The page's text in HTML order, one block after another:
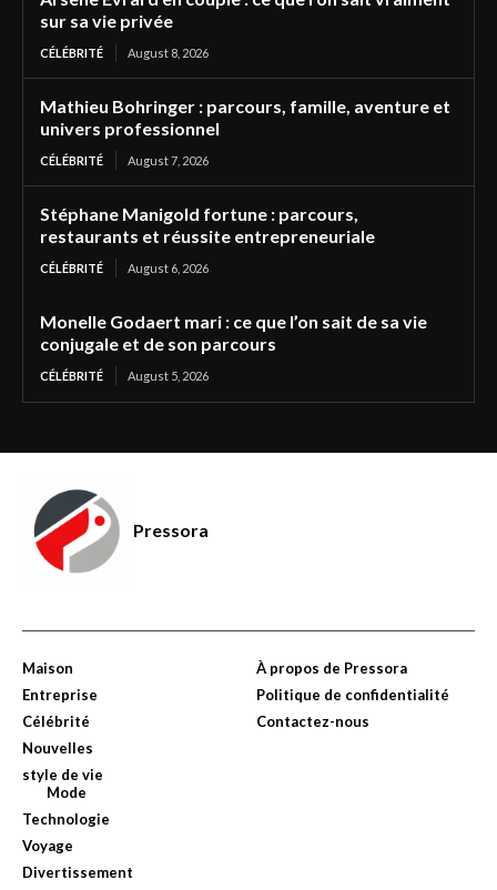
sur sa vie privée
CÉLÉBRITÉ August 8, 2026
Mathieu Bohringer : parcours, famille, aventure et
univers professionnel
CÉLÉBRITÉ August 7, 2026
Stéphane Manigold fortune : parcours,
restaurants et réussite entrepreneuriale
CÉLÉBRITÉ August 6, 2026
Monelle Godaert mari : ce que l’on sait de sa vie
conjugale et de son parcours
CÉLÉBRITÉ August 5, 2026
Pressora
Maison
Entreprise
Célébrité
Nouvelles
style de vie
Mode
Technologie
Voyage
Divertissement
À propos de Pressora
Politique de confidentialité
Contactez-nous